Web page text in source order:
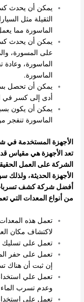
يمكن أن يحدث
الثقيلة مثل
الماسورة مما
يمكن أن يحدث
على المسورة،
الماسورة.
يمكن أن تحصل
أدى إلى كسر في
يمكن أن يكون
الماسورة تنفجر
الأجهزة المستخدمة في
تعد الأجهزة هي مقياس
الشركة على العمل
الأجهزة الحديثة،
أفضل شركة كشف تسربات
من أنواع المعدات التي
تعمل هذه
لاكتشاف مكان
تعمل على تسليك
تعمل على حفر
إن ثبت أن هناك
تعمل علي
وعدم تسرب
تعمل على